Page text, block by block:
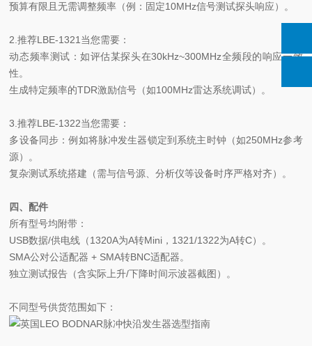
预算有限且无需调整频率（例：固定10MHz信号测试探头响应）。
2.推荐LBE-1321当您需要：
动态频率测试：如评估某探头在30kHz~300MHz全频段的响应一致
性。
生成特定频率的TDR激励信号（如100MHz雷达系统调试）。
3.推荐LBE-1322当您需要：
多设备同步：例如将脉冲发生器锁定到系统主时钟（如250MHz参考
源）。
复杂测试系统搭建（需与信号源、分析仪等设备时序严格对齐）。
四、配件
所有型号均附带：
USB数据/供电线（1320A为A转Mini，1321/1322为A转C）。
SMA公对公适配器 + SMA转BNC适配器。
独立测试报告（含实际上升/下降时间示波器截图）。
不同型号供货范围如下：